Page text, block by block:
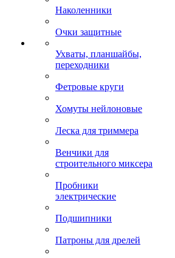
Наколенники
Очки защитные
Ухваты, планшайбы,
переходники
Фетровые круги
Хомуты нейлоновые
Леска для триммера
Венчики для
строительного миксера
Пробники
электрические
Подшипники
Патроны для дрелей